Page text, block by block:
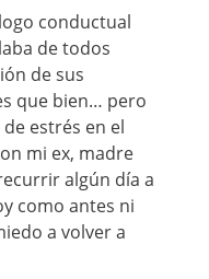
conductual
de todos
de sus
que bien… pero
estrés en el
mi ex, madre
algún día a
como antes ni
a volver a